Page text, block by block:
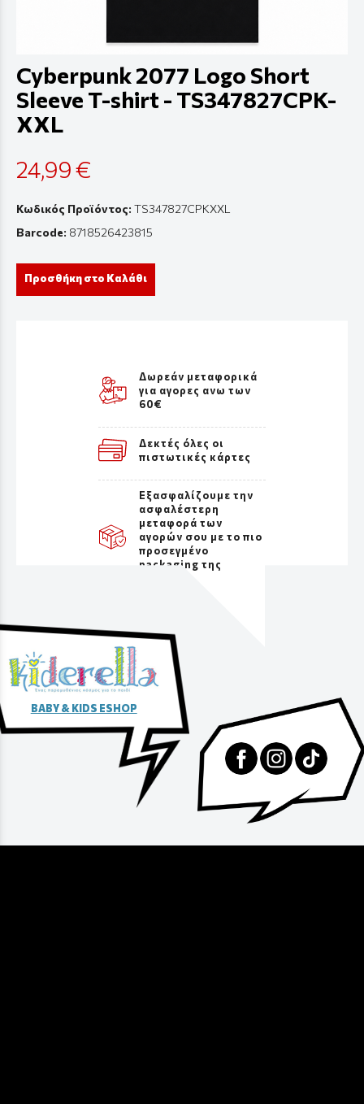
Cyberpunk 2077 Logo Short
Sleeve T-shirt - TS347827CPK-
XXL
24,99 €
Κωδικός Προϊόντος: TS347827CPKXXL
Barcode: 8718526423815
Προσθήκη στο Καλάθι
Δωρεάν μεταφορικά
για αγορες ανω των
60€
Δεκτές όλες οι
πιστωτικές κάρτες
Εξασφαλίζουμε την
ασφαλέστερη
μεταφορά των
αγορών σου με το πιο
προσεγμένο
packaging της
BABY & KIDS ESHOP